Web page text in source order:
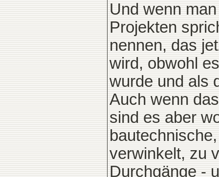
Und wenn
Projekten
nennen, das
wird, obwohl
wurde und als
Auch wenn
sind es aber
verwinkelt, zu
Durchgänge -